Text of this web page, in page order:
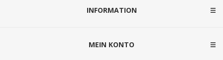
INFORMATION
MEIN KONTO